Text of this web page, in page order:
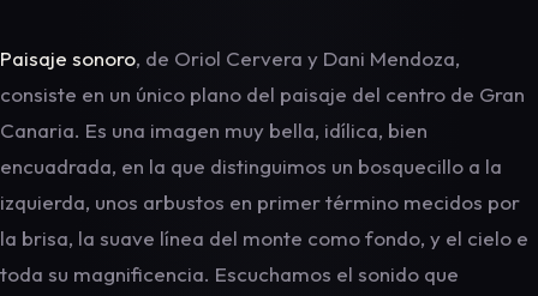
Paisaje sonoro, de Oriol Cervera y Dani Mendoza,
consiste en un único plano del paisaje del centro de Gran
Canaria. Es una imagen muy bella, idílica, bien
encuadrada, en la que distinguimos un bosquecillo a la
izquierda, unos arbustos en primer término mecidos por
la brisa, la suave línea del monte como fondo, y el cielo e
toda su magnificencia. Escuchamos el sonido que